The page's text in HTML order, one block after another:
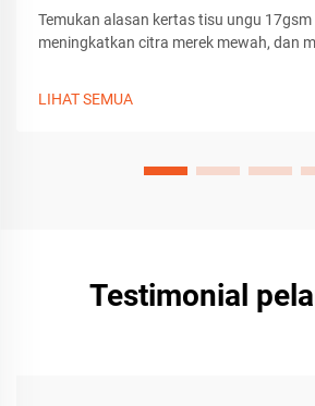
Temukan alasan kertas tisu ungu
meningkatkan citra merek mewah, dan
LIHAT SEMUA
Testimonial